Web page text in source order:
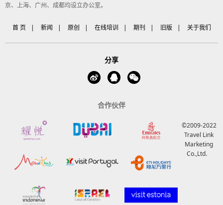
京、上海、广州、成都均设立办公室。
首 页 | 新闻 | 原创 | 在线培训 | 期刊 | 旧版 | 关于我们
分享
合作伙伴
©2009-2022
Travel Link
Marketing
Co.,Ltd.